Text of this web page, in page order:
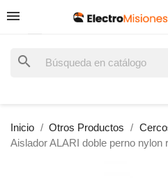
search
Inicio Otros Productos
Aislador ALARI doble perno nylon